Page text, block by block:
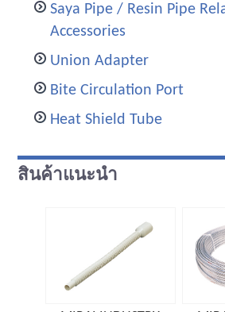
Saya Pipe / Resin Pipe
Accessories
Union Adapter
Bite Circulation Port
Heat Shield Tube
สินค้าแนะนำ